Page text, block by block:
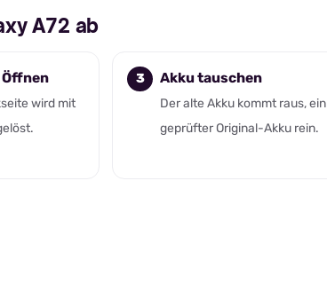
A72 ab
wird mit
Akku tauschen
Der alte Akku kommt raus, ein
geprüfter Original-Akku rein.